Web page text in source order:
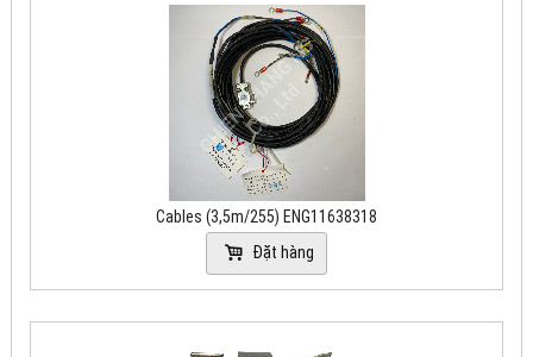
Cables (3,5m/255) ENG11638318
Đặt hàng